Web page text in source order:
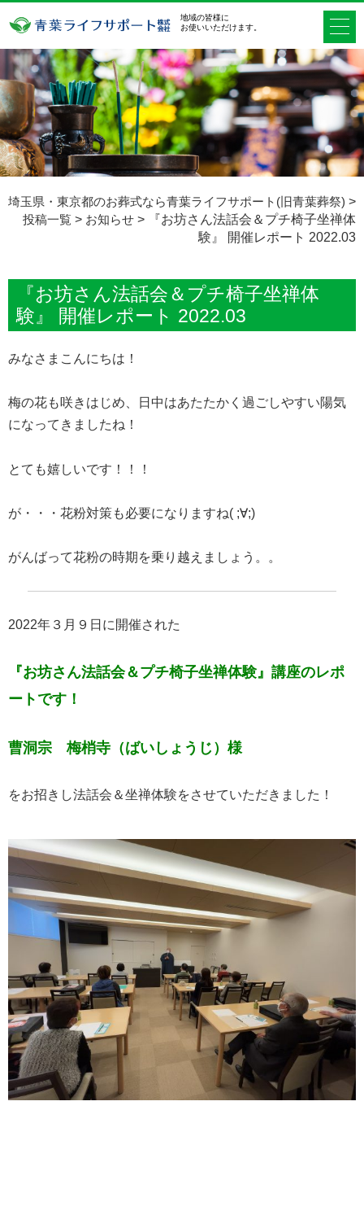
地域の皆様に
お使いいただけます。
埼玉県・東京都のお葬式なら青葉ライフサポート(旧青葉葬祭) >
投稿一覧 > お知らせ >
『お坊さん法話会＆プチ椅子坐禅体
験』 開催レポート 2022.03
『お坊さん法話会＆プチ椅子坐禅体
験』 開催レポート 2022.03
みなさまこんにちは！
梅の花も咲きはじめ、日中はあたたかく過ごしやすい陽気
になってきましたね！
とても嬉しいです！！！
が・・・花粉対策も必要になりますね( ;∀;)
がんばって花粉の時期を乗り越えましょう。。
2022年３月９日に開催された
『お坊さん法話会＆プチ椅子坐禅体験』講座のレポ
ートです！
曹洞宗 梅梢寺（ばいしょうじ）様
をお招きし法話会＆坐禅体験をさせていただきました！